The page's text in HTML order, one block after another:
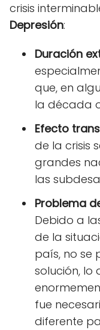
crisis
Depresión:
Duración
que, en
la década
Efecto
de la crisis
grandes
las
Problema
Debido a
de la
país, no se
solución,
fue
diferente